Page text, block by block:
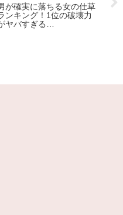
【Ｘ】人気セクシー女優